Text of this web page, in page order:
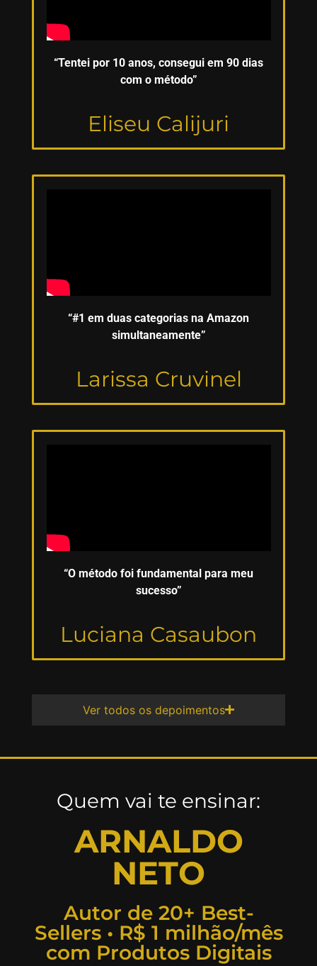
“Tentei por 10 anos, consegui em 90 dias
com o método”
Eliseu Calijuri
“#1 em duas categorias na Amazon
simultaneamente”
Larissa Cruvinel
“O método foi fundamental para meu
sucesso”
Luciana Casaubon
Ver todos os depoimentos
Quem vai te ensinar:
ARNALDO
NETO
Autor de 20+ Best-
Sellers • R$ 1 milhão/mês
com Produtos Digitais